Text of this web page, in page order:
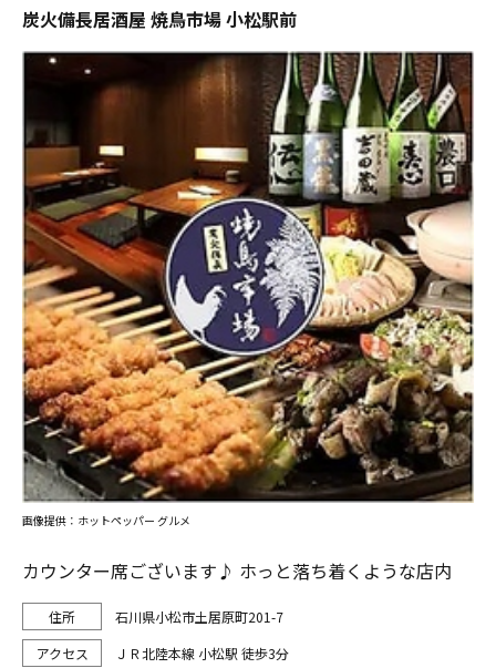
炭火備長居酒屋 焼鳥市場 小松駅前
カウンター席ございます♪ ホっと落ち着くような店内
石川県小松市土居原町201-7
ＪＲ北陸本線 小松駅 徒歩3分
画像提供：ホットペッパー グルメ